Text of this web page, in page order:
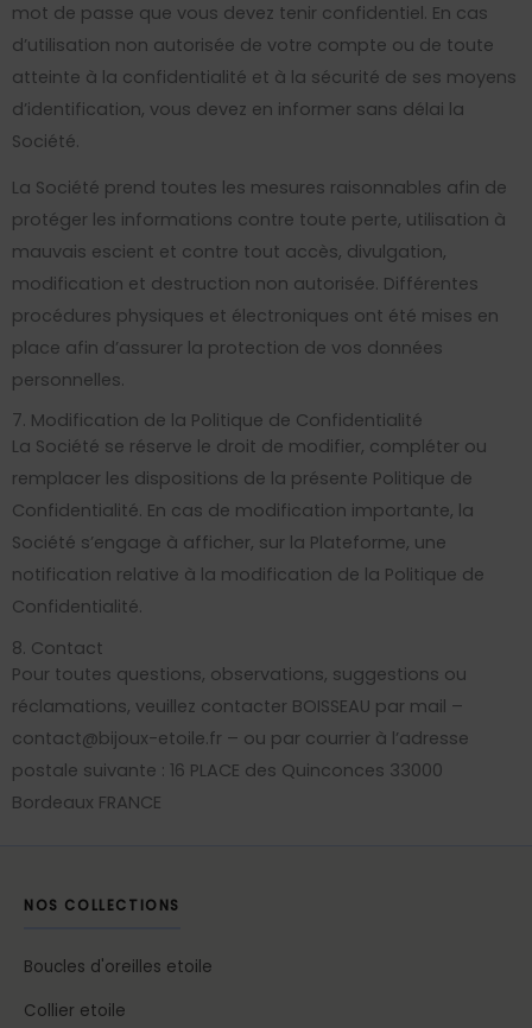
mot de passe que vous devez tenir confidentiel. En cas
d’utilisation non autorisée de votre compte ou de toute
atteinte à la confidentialité et à la sécurité de ses moyens
d’identification, vous devez en informer sans délai la
Société.
La Société prend toutes les mesures raisonnables afin de
protéger les informations contre toute perte, utilisation à
mauvais escient et contre tout accès, divulgation,
modification et destruction non autorisée. Différentes
procédures physiques et électroniques ont été mises en
place afin d’assurer la protection de vos données
personnelles.
7. Modification de la Politique de Confidentialité
La Société se réserve le droit de modifier, compléter ou
remplacer les dispositions de la présente Politique de
Confidentialité. En cas de modification importante, la
Société s’engage à afficher, sur la Plateforme, une
notification relative à la modification de la Politique de
Confidentialité.
8. Contact
Pour toutes questions, observations, suggestions ou
réclamations, veuillez contacter BOISSEAU par mail –
contact@bijoux-etoile.fr – ou par courrier à l’adresse
postale suivante : 16 PLACE des Quinconces 33000
Bordeaux FRANCE
NOS COLLECTIONS
Boucles d'oreilles etoile
Collier etoile